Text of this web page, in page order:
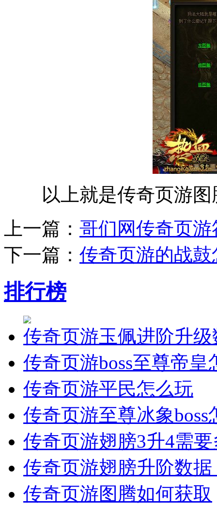
以上就是传奇页游图
上一篇： 哥们网传奇页
下一篇： 传奇页游的战
排行榜
传奇页游玉佩进阶升
传奇页游boss至尊帝皇
传奇页游平民怎么玩
传奇页游至尊冰象boss
传奇页游翅膀3升4需
传奇页游翅膀升阶数
传奇页游图腾如何获取